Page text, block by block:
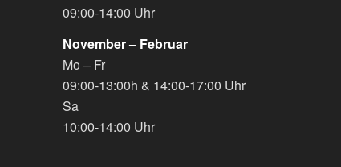
09:00-14:00 Uhr
November – Februar
Mo – Fr
09:00-13:00h & 14:00-17:00 Uhr
Sa
10:00-14:00 Uhr